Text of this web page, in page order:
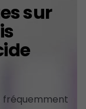
sur
fréquemment